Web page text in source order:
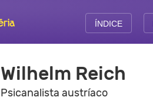
ÍNDICE
Wilhelm Reich
Psicanalista austríaco